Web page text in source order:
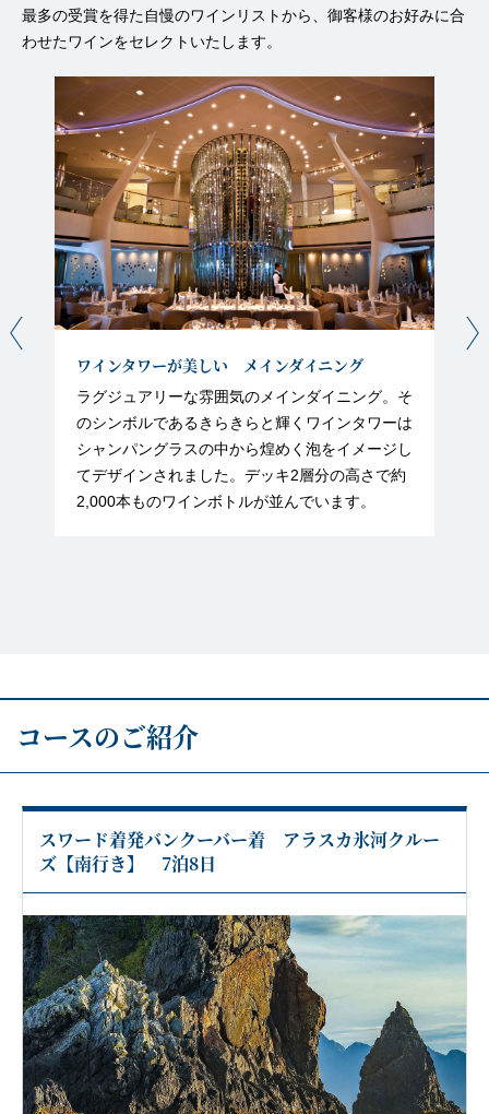
最多の受賞を得た自慢のワインリストから、御客様のお好みに合
わせたワインをセレクトいたします。
ワインタワーが美しい メインダイニング
ラグジュアリーな雰囲気のメインダイニング。そ
のシンボルであるきらきらと輝くワインタワーは
シャンパングラスの中から煌めく泡をイメージし
てデザインされました。デッキ2層分の高さで約
2,000本ものワインボトルが並んでいます。
コースのご紹介
スワード着発バンクーバー着 アラスカ氷河クルー
ズ【南行き】 7泊8日